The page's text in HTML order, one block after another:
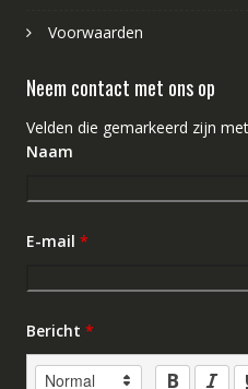
Voorwaarden
Neem contact met ons op
Velden die gemarkeerd zijn
Naam
E-mail *
Bericht *